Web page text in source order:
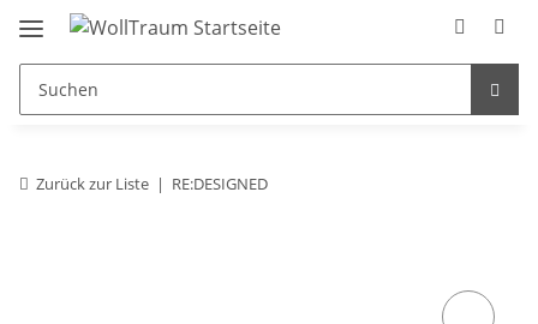
Zurück zur Liste RE:DESIGNED